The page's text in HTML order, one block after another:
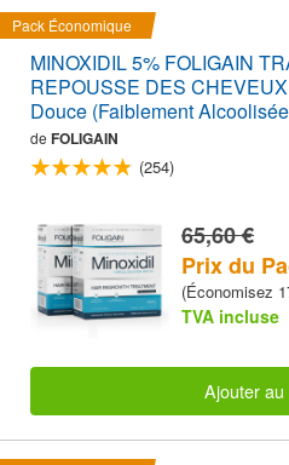
Pack Économique
MINOXIDIL 5% FOLIGAIN
REPOUSSE DES
Douce (Faiblement
d'Approvisionnement
de FOLIGAIN
(254)
65,60 €
Prix du
(Économisez
TVA incluse
Ajouter